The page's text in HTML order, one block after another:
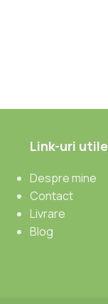
Link-uri utile
Despre mine
Contact
Livrare
Blog